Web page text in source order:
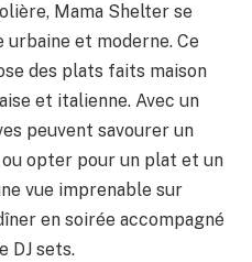
Mama Shelter se
et moderne. Ce
des plats faits maison
et italienne. Avec un
peuvent savourer un
opter pour un plat et un
vue imprenable sur
en soirée accompagné
DJ sets.